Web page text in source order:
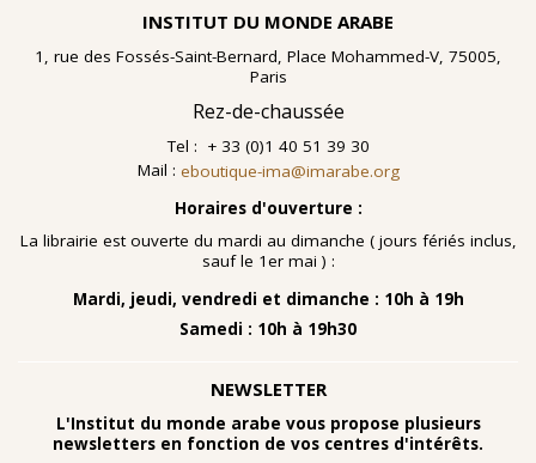
INSTITUT DU MONDE ARABE
1, rue des Fossés-Saint-Bernard, Place Mohammed-V, 75005,
Paris
Rez-de-chaussée
Tel : + 33 (0)1 40 51 39 30
Mail : eboutique-ima@imarabe.org
Horaires d'ouverture :
La librairie est ouverte du mardi au dimanche ( jours fériés inclus,
sauf le 1er mai ) :
Mardi, jeudi, vendredi et dimanche : 10h à 19h
Samedi : 10h à 19h30
NEWSLETTER
L'Institut du monde arabe vous propose plusieurs
newsletters en fonction de vos centres d'intérêts.